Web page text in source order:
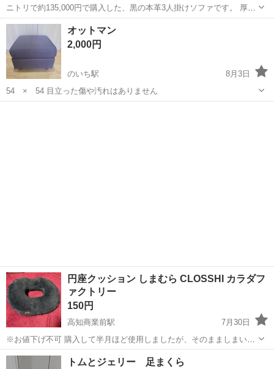
ニトリで約135,000円で購入した、黒の本革3人掛けソファです。 厚み
のあるクッションと広めの座面で、ゆったり座れます。大切に使用し
ていたため、目立つ傷や大きなダメージはなく、全体的にとてもきれ
いな状態です。 ...
高知 土佐郡 ソファ
オットマン
2,000円
のいち駅
8月3日
54 × 54 目立った傷や汚れはありません
円座クッション しまむら CLOSSHI カラダフ
ァクトリー
150円
高知商業前駅
7月30日
※お値下げ不可 購入して半月ほど使用しましたが、そのまましまい込
んでいました あくまで個人使用、個人保管です 細かい点が気になる方
はご遠慮ください お取引は平日19:00以降、当方最寄りのスーパーの
高知 高知市 高知商業前駅 ソファ
トムとジェリー 足まくら